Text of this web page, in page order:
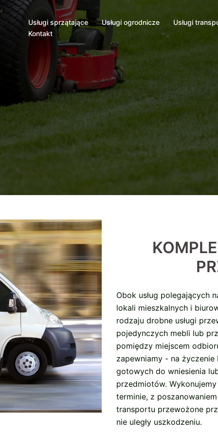
Usługi sprzątające Usługi ogrodnicze
Usługi
Kontakt
Obok usług polegających
lokali mieszkalnych i
rodzaju drobne usługi
pojedynczych mebli lub
pomiędzy miejscem
zapewniamy - na
gotowych do wniesienia
przedmiotów.
terminie, z
transportu przewożone
nie uległy uszkodzeniu.